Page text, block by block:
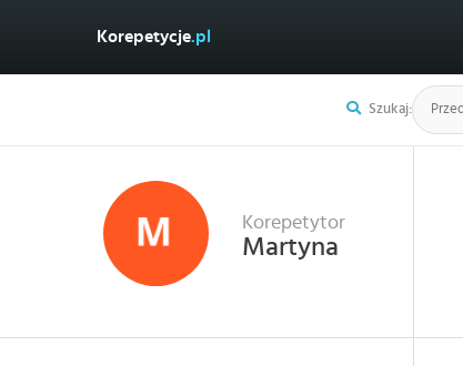
Korepetycje.pl
Szukaj:
Korepetytor
Martyna